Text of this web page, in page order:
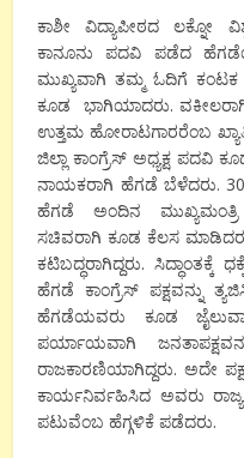
ಕಾಶೀ ವಿದ್ಯಾಪೀಠದ ಲಕ್ನೋ
ಕಾನೂನು ಪದವಿ ಪಡೆದ
ಮುಖ್ಯವಾಗಿ ತಮ್ಮ ಓದಿಗೆ ಕಂಟಕ
ಕೂಡ ಭಾಗಿಯಾದರು.
ಉತ್ತಮ ಹೋರಾಟಗಾರರೆಂಬ
ಜಿಲ್ಲಾ ಕಾಂಗ್ರೆಸ್ ಅಧ್ಯಕ್ಷ ಪದವಿ
ನಾಯಕರಾಗಿ ಹೆಗಡೆ ಬೆಳೆದರು.
ಹೆಗಡೆ ಅಂದಿನ ಮುಖ್ಯಮಂತ್ರಿ
ಸಚಿವರಾಗಿ ಕೂಡ ಕೆಲಸ
ಕಟಿಬದ್ಧರಾಗಿದ್ದರು.
ಹೆಗಡೆ ಕಾಂಗ್ರೆಸ್ ಪಕ್ಷವನ್ನು
ಹೆಗಡೆಯವರು ಕೂಡ
ಪರ್ಯಾಯವಾಗಿ
ರಾಜಕಾರಣಿಯಾಗಿದ್ದರು. ಅದೇ
ಕಾರ್ಯನಿರ್ವಹಿಸಿದ ಅವರು
ಪಟುವೆಂಬ ಹೆಗ್ಗಳಿಕೆ ಪಡೆದರು.